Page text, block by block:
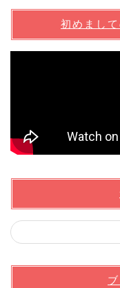
初めまし